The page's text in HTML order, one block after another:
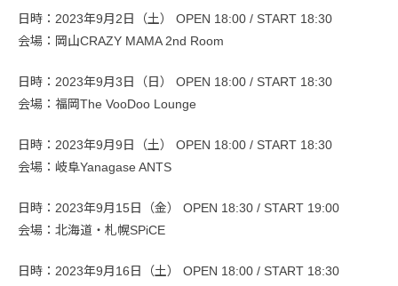
日時：2023年9月2日（土） OPEN 18:00 / START 18:30
会場：岡山CRAZY MAMA 2nd Room
日時：2023年9月3日（日） OPEN 18:00 / START 18:30
会場：福岡The VooDoo Lounge
日時：2023年9月9日（土） OPEN 18:00 / START 18:30
会場：岐阜Yanagase ANTS
日時：2023年9月15日（金） OPEN 18:30 / START 19:00
会場：北海道・札幌SPiCE
日時：2023年9月16日（土） OPEN 18:00 / START 18:30